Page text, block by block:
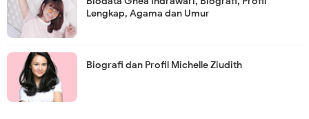
Lengkap, Agama dan Umur
Biografi dan Profil Michelle Ziudith